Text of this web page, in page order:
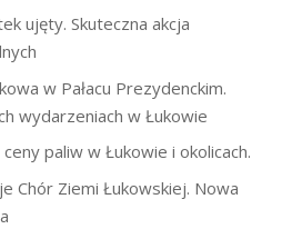
ujęty. Skuteczna akcja
w Pałacu Prezydenckim.
wydarzeniach w Łukowie
paliw w Łukowie i okolicach.
Chór Ziemi Łukowskiej. Nowa